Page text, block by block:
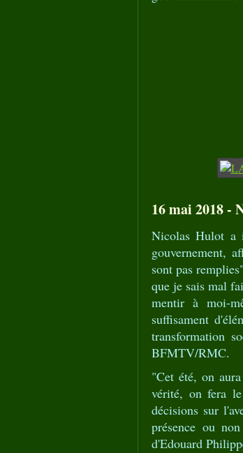
16 mai 2018 -
Nicolas Hulot a
gouvernement,
sont pas
que je sais mal
mentir à moi-
suffisament
transformation
BFMTV/RMC.
"Cet été, on
vérité, on fera
décisions sur
présence ou
d'Edouard